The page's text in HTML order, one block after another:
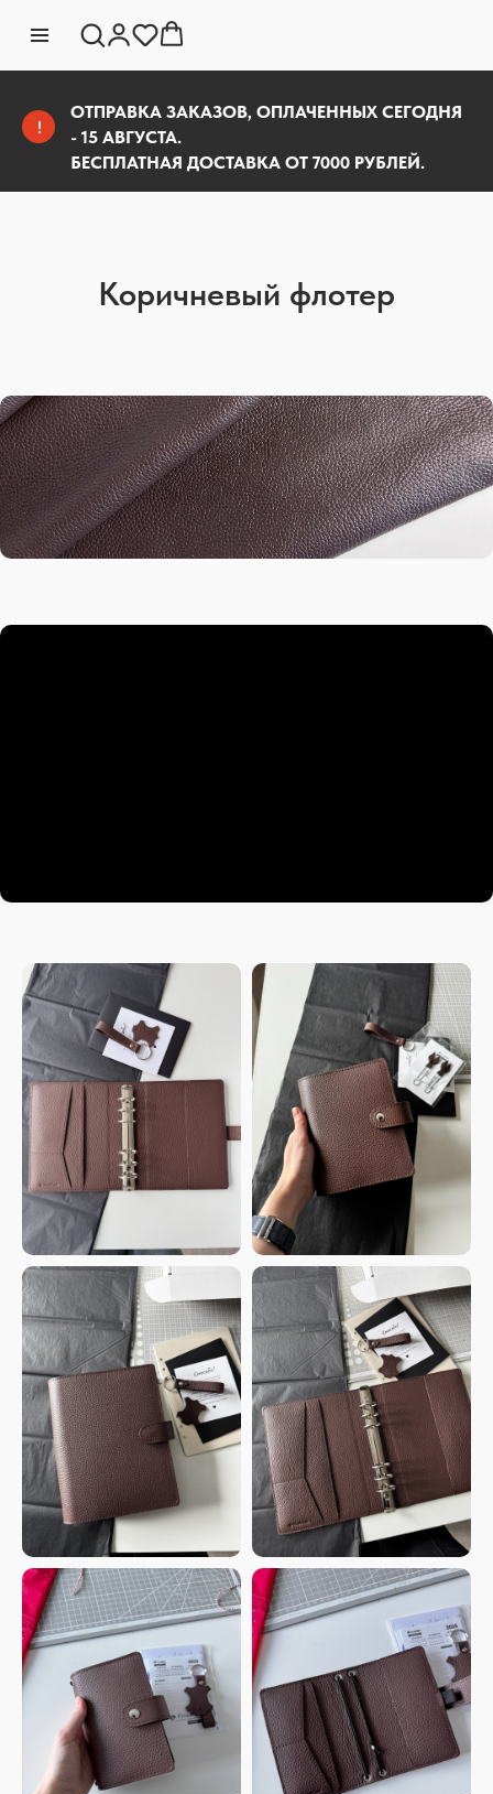
!
ОТПРАВКА ЗАКАЗОВ, ОПЛАЧЕННЫХ СЕГОДНЯ
- 15 АВГУСТА.
БЕСПЛАТНАЯ ДОСТАВКА ОТ 7000 РУБЛЕЙ.
Коричневый флотер